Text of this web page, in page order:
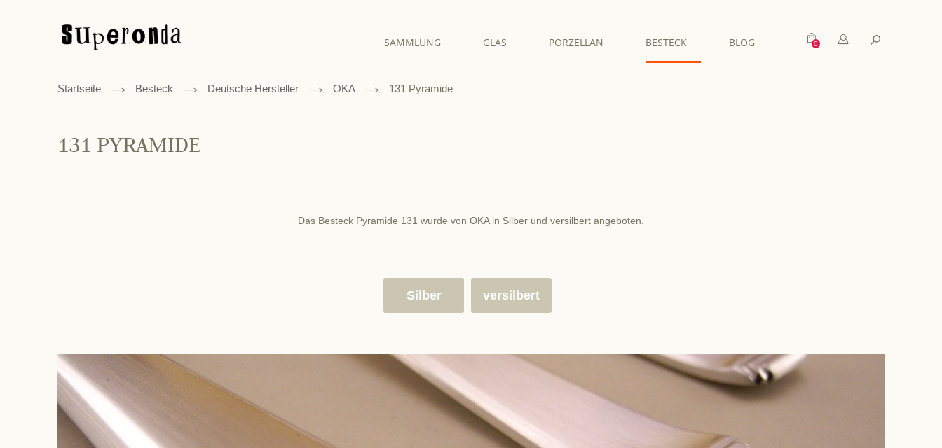
SAMMLUNG GLAS PORZELLAN BESTECK BLOG Mein WarenkorbSuche
Startseite Besteck Deutsche Hersteller OKA 131 Pyramide
131 PYRAMIDE
Das Besteck Pyramide 131 wurde von OKA in Silber und versilbert angeboten.
Silber versilbert